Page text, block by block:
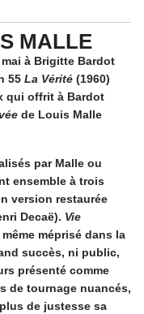
MALLE
à Brigitte Bardot
55 La Vérité (1960)
qui offrit à Bardot
de Louis Malle
par Malle ou
ensemble à trois
version restaurée
Decaë). Vie
méprisé dans la
succès, ni public,
présenté comme
de tournage nuancés,
de justesse sa